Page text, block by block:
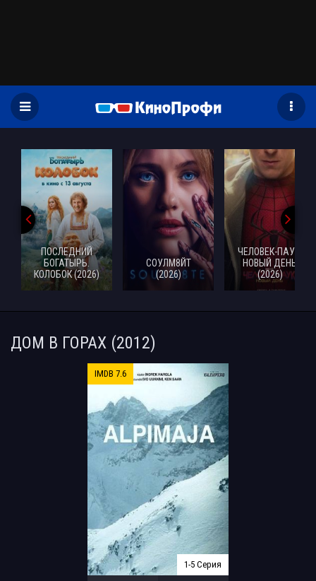
ПОСЛЕДНИЙ
БОГАТЫРЬ.
КОЛОБОК (2026)
СОУЛМ8ЙТ
(2026)
ЧЕЛОВЕК-ПАУК:
НОВЫЙ ДЕНЬ
(2026)
ДОМ В ГОРАХ (2012)
IMDB 7.6
1-5 Серия